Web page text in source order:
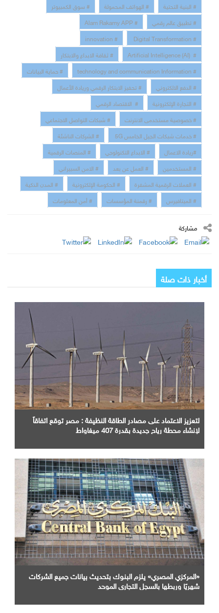
# البنية التحتية
# الهواتف المحمولة
# سوق الكمبيوتر
# تطبيق عالم رقمي
# Alam Rakamy APP
# Digital Transformation
# innovation
# Artificial Intelligence (AI)
# ثقافة الابداع والابتكار
# technology and communication Information
# حماية البيانات
# الدفع الالكتروني
# تحفيز الابتكار الرقمي وريادة الأعمال
# التجارة الإلكترونية
# الاقتصاد الرقمي
# خصوصية مستخدمى الانترنت
# شبكات التواصل الاجتماعي
# خدمات شبكات الجيل الخامس 5G
# الشركات الناشئة
#ريادة الاعمال
# الابداع التكنولوجي
# المنصات الرقمية
# المستخدمين
# العمل عن بعد
# الامن السبيراني
# العملات الرقمية المشفرة
# الحكومة الإلكترونية
# المدن الذكية
# الميتافيرس
# رقمنة المؤسسات # أمن المعلومات
مشاركة
أخبار ذات صلة
لتعزيز الاعتماد على مصادر الطاقة النظيفة : مصر توقع اتفاقاً
لإنشاء محطة رياح جديدة بقدرة 407 ميغاواط
«المركزي المصري» يلزم البنوك بتحديث بيانات جميع الشركات
شهريًا وربطها بالسجل التجاري الموحد